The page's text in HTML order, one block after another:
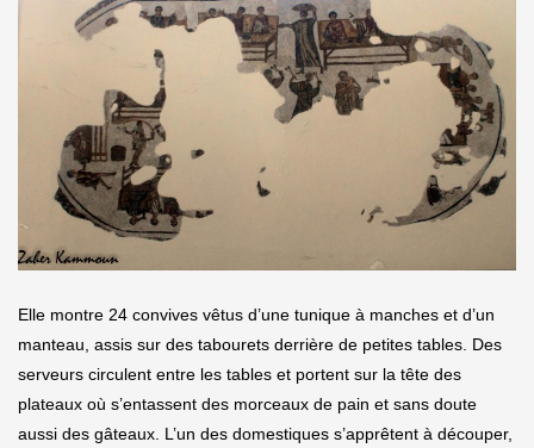
Elle montre 24 convives vêtus d’une tunique à manches et d’un
manteau, assis sur des tabourets derrière de petites tables. Des
serveurs circulent entre les tables et portent sur la tête des
plateaux où s’entassent des morceaux de pain et sans doute
aussi des gâteaux. L’un des domestiques s’apprêtent à découper,